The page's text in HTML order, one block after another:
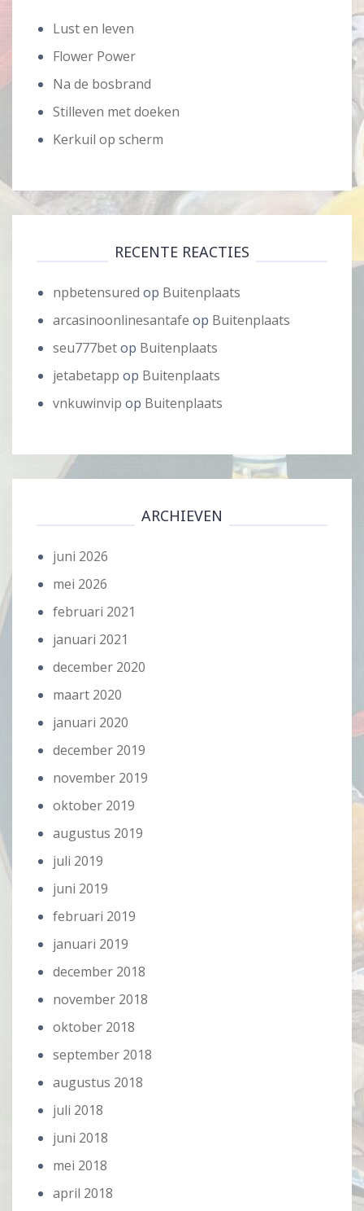
Lust en leven
Flower Power
Na de bosbrand
Stilleven met doeken
Kerkuil op scherm
RECENTE REACTIES
npbetensured op Buitenplaats
arcasinoonlinesantafe op Buitenplaats
seu777betop Buitenplaats
jetabetapp op Buitenplaats
vnkuwinvip op Buitenplaats
ARCHIEVEN
juni 2026
mei 2026
februari 2021
januari 2021
december 2020
maart 2020
januari 2020
december 2019
november 2019
oktober 2019
augustus 2019
juli 2019
juni 2019
februari 2019
januari 2019
december 2018
november 2018
oktober 2018
september 2018
augustus 2018
juli 2018
juni 2018
mei 2018
april 2018